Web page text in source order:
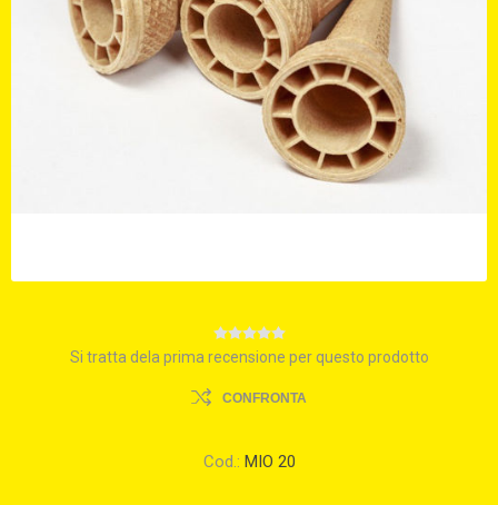
Si tratta dela prima recensione per questo prodotto
CONFRONTA
Cod.: MIO 20